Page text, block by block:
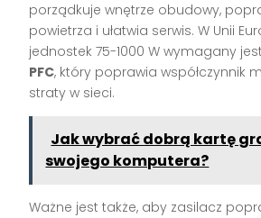
porządkuje wnętrze obudowy,
powietrza i ułatwia serwis. W Unii
jednostek 75-1000 W wymagany
PFC, który poprawia współczynnik
straty w sieci.
Jak wybrać dobrą kartę
swojego komputera?
Ważne jest także, aby zasilacz